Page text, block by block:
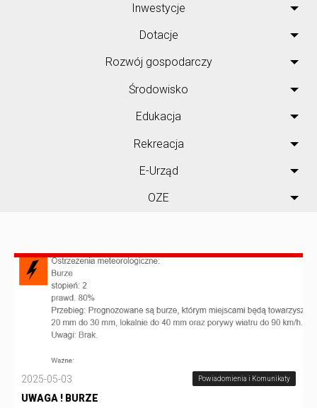
Inwestycje
Dotacje
Rozwój gospodarczy
Środowisko
Edukacja
Rekreacja
E-Urząd
OZE
2025-05-03 Powiadomienia i Komunikaty
UWAGA ! BURZE